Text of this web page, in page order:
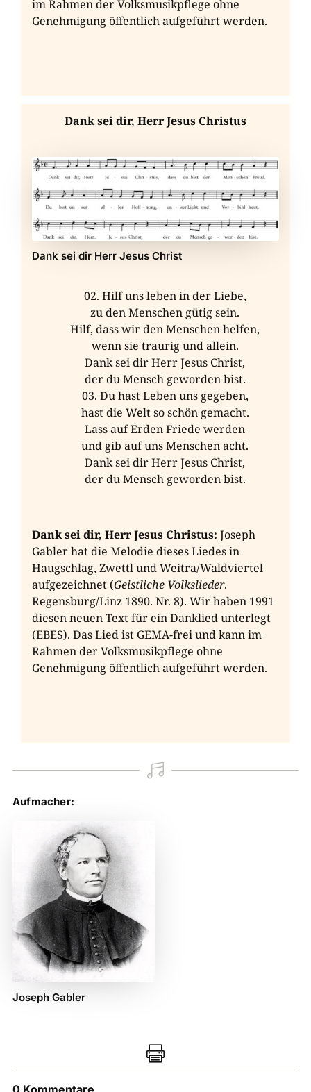
im Rahmen der Volksmusikpflege ohne
Genehmigung öffentlich aufgeführt werden.
Dank sei dir, Herr Jesus Christus
Dank sei dir Herr Jesus Christ
Hilf uns leben in der Liebe,
zu den Menschen gütig sein.
Hilf, dass wir den Menschen helfen,
wenn sie traurig und allein.
Dank sei dir Herr Jesus Christ,
der du Mensch geworden bist.
Du hast Leben uns gegeben,
hast die Welt so schön gemacht.
Lass auf Erden Friede werden
und gib auf uns Menschen acht.
Dank sei dir Herr Jesus Christ,
der du Mensch geworden bist.
Dank sei dir, Herr Jesus Christus: Joseph
Gabler hat die Melodie dieses Liedes in
Haugschlag, Zwettl und Weitra/Waldviertel
aufgezeichnet (Geistliche Volkslieder.
Regensburg/Linz 1890. Nr. 8). Wir haben 1991
diesen neuen Text für ein Danklied unterlegt
(EBES). Das Lied ist GEMA-frei und kann im
Rahmen der Volksmusikpflege ohne
Genehmigung öffentlich aufgeführt werden.

Aufmacher:
Joseph Gabler

0 Kommentare